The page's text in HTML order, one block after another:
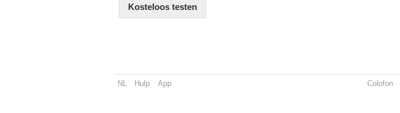
Kosteloos testen
NL Hulp App Colofon